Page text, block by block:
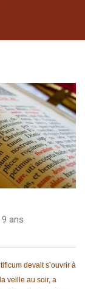
9 ans
devait s’ouvrir à
veille au soir, a